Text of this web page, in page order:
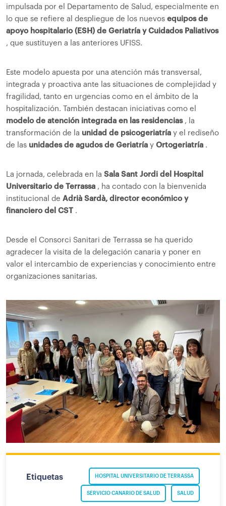
impulsada por el Departamento de Salud, especialmente en
lo que se refiere al despliegue de los nuevos equipos de
apoyo hospitalario (ESH) de Geriatría y Cuidados Paliativos
, que sustituyen a las anteriores UFISS.
Este modelo apuesta por una atención más transversal,
integrada y proactiva ante las situaciones de complejidad y
fragilidad, tanto en urgencias como en el ámbito de la
hospitalización. También destacan iniciativas como el
modelo de atención integrada en las residencias, la
transformación de la unidad de psicogeriatría y el rediseño
de las unidades de agudos de Geriatría y Ortogeriatría .
La jornada, celebrada en la Sala Sant Jordi del Hospital
Universitario de Terrassa , ha contado con la bienvenida
institucional de Adrià Sardà, director económico y
financiero del CST .
Desde el Consorci Sanitari de Terrassa se ha querido
agradecer la visita de la delegación canaria y poner en
valor el intercambio de experiencias y conocimiento entre
organizaciones sanitarias.
Etiquetas HOSPITAL UNIVERSITARIO DE TERRASSA
SALUD
SERVICIO CANARIO DE SALUD